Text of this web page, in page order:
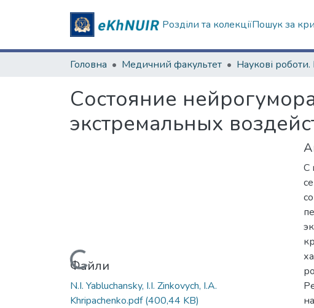
Розділи та колекціїПошук за
Головна Медичний факультет
Состояние
экстремальных
Вантажиться...Файли
N.I. Yabluchansky, I.I. Zinkovych, I.A.
Khripachenko.pdf(400,44 KB)
С